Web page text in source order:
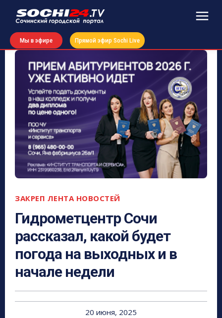
Мы в эфире Прямой эфир Sochi Live
ЗАКРЕП ЛЕНТА НОВОСТЕЙ
Гидрометцентр Сочи
рассказал, какой будет
погода на выходных и в
начале недели
20 июня, 2025